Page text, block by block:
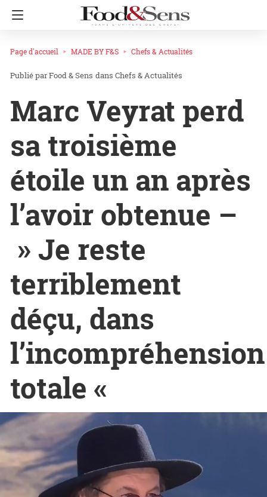
Page d'accueil MADE BY F&S Chefs & Actualités
Food & Sens dans Chefs & Actualités
Marc Veyrat perd
sa troisième
étoile un an après
l’avoir obtenue –
» Je reste
terriblement
déçu, dans
l’incompréhension
totale «